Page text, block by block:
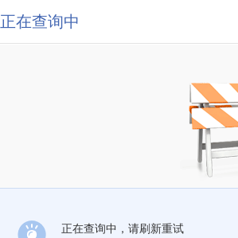
正在查询中
正在查询中，请刷新重试